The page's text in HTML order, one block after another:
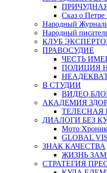
Сказ о
Народный
Народный
КЛУБ
ПРАВОСУДИЕ
ЧЕСТЬ
ПОЛИЦИЯ
В СТУДИИ
ВИДЕО
АКАДЕМИЯ
ТЕЛЕСНАЯ
ДИАЛОГИ БЕЗ
Мото
GLOBAL
ЗНАК КАЧЕСТВА
ЖИЗНЬ
СТРАТЕГИЯ